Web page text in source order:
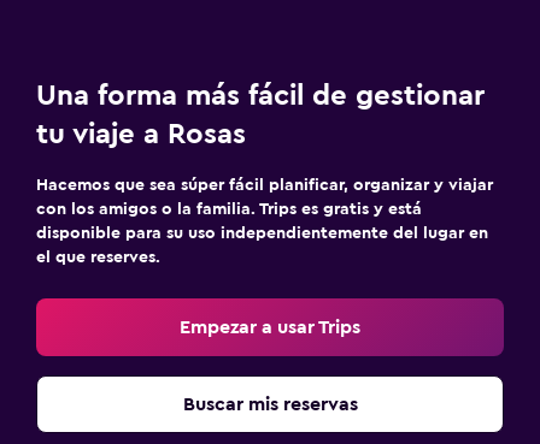
Jardín
Terraza/patio
Terraza
Salud y seguridad
Limpieza diaria
Cámaras CCTV en zonas comunes
Cámaras CCTV en el exterior
Seguridad las 24 horas
Una forma más fácil de gestionar
tu viaje a Rosas
Hacemos que sea súper fácil planificar, organizar y viajar
con los amigos o la familia. Trips es gratis y está
disponible para su uso independientemente del lugar en
el que reserves.
Empezar a usar Trips
Buscar mis reservas